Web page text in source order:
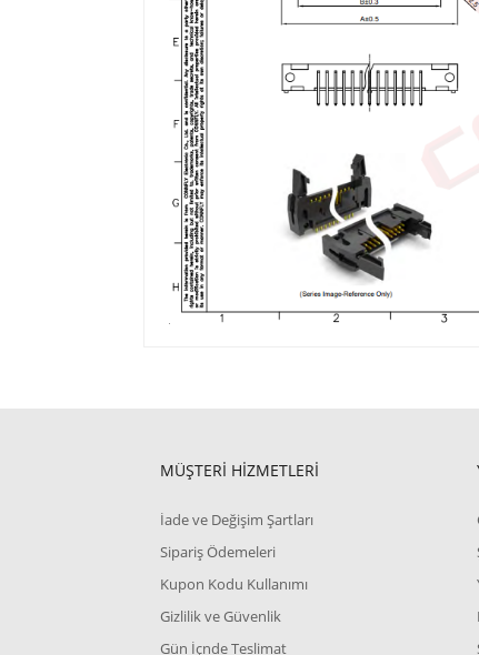
MÜŞTERİ HİZMETLERİ
İade ve Değişim Şartları
Sipariş Ödemeleri
Kupon Kodu Kullanımı
Gizlilik ve Güvenlik
Gün İçnde Teslimat